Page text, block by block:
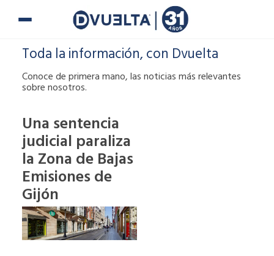
Toda la información, con Dvuelta
Conoce de primera mano, las noticias más relevantes
sobre nosotros.
Una sentencia
judicial paraliza
la Zona de Bajas
Emisiones de
Gijón